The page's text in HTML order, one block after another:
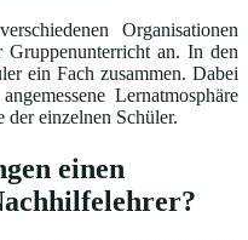
Organisationen
Gruppenunterricht an. In den
ein Fach zusammen. Dabei
Lernatmosphäre
einzelnen Schüler.
einen